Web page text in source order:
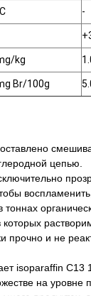
-
kg
Br/100g
цепью.
прочно и не
isoparaffin
на уровне